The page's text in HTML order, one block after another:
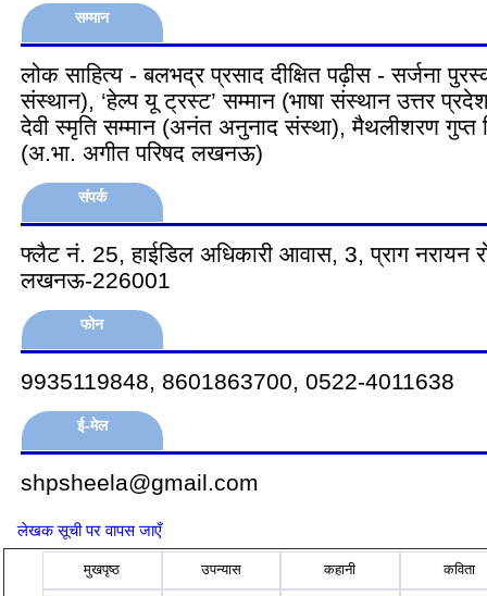
सम्मान
लोक साहित्य - बलभद्र प्रसाद दीक्षित पढ़ीस - सर्जना
संस्थान), ‘हेल्प यू ट्रस्ट’ सम्मान (भाषा संस्थान उत्तर
देवी स्मृति सम्मान (अनंत अनुनाद संस्था), मैथलीशरण गुप्त
(अ.भा. अगीत परिषद लखनऊ)
संपर्क
फ्लैट नं. 25, हाईडिल अधिकारी आवास, 3, प्राग नरायन
लखनऊ-226001
फोन
9935119848, 8601863700, 0522-4011638
ई-मेल
shpsheela@gmail.com
लेखक सूची पर वापस जाएँ
मुखपृष्ठ उपन्यास कहानी कविता